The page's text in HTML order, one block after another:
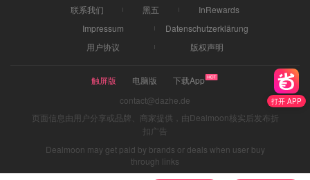
打开 APP
联系我们 黑五
InRewards
Impressum
Datenschutzerklärung
用户协议
版权声明
触屏版 电脑版
下载App
contact@dazhe.de
页面信息由用户分享或品牌、商家提供，由Dealmoon核实后发布折
扣广告
Dealmoon may get paid by brands or deals when user buy
through links